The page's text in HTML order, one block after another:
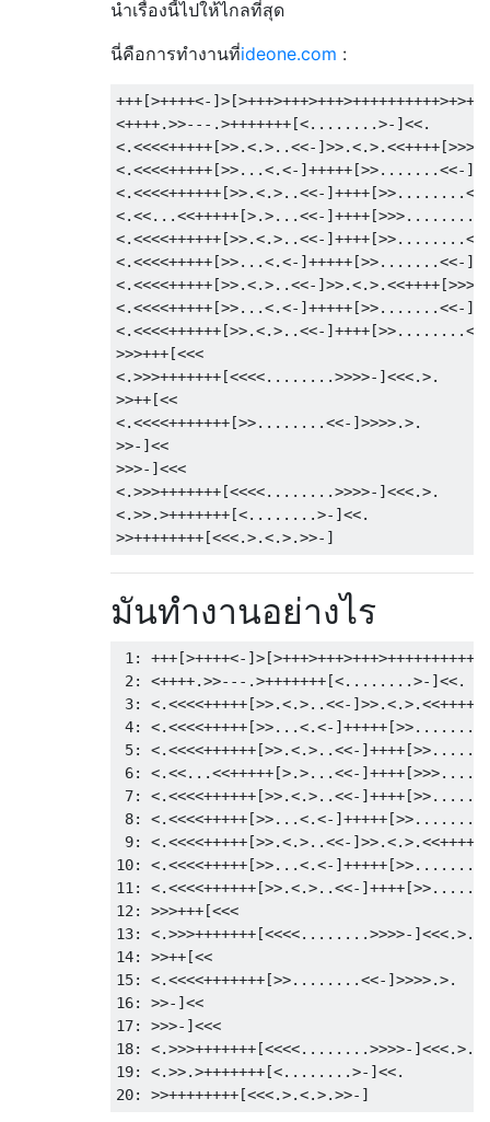
นำเรื่องนี้ไปให้ไกลที่สุด
นี่คือการทำงานที่ideone.com :
+++[>++++<-
<++++.>>---.>+++++++[<........>-]<<.
<.<<<<+++++[>>.<.>..<<-
<.<<<<+++++[>>...<.<-]+++++[>>.......<<-
<.<<<<++++++[>>.<.>..<<-
<.<<...<<+++++[>.>...<<-
<.<<<<++++++[>>.<.>..<<-
<.<<<<+++++[>>...<.<-]+++++[>>.......<<-
<.<<<<+++++[>>.<.>..<<-
<.<<<<+++++[>>...<.<-]+++++[>>.......<<-
<.<<<<++++++[>>.<.>..<<-
>>>+++[<<<
<.>>>+++++++[<<<<........>>>>-]<<<.>.
>>++[<<
<.<<<<+++++++[>>........<<-]>>>>.>.
>>-]<<
>>>-]<<<
<.>>>+++++++[<<<<........>>>>-]<<<.>.
<.>>.>+++++++[<........>-]<<.
มันทำงานอย่างไร
1: +++[>++++<-
2: <++++.>>---.>+++++++[<........>-]<<.
3: <.<<<<+++++[>>.<.>..<<-
4: <.<<<<+++++[>>...<.<-
5: <.<<<<++++++[>>.<.>..<<-
6: <.<<...<<+++++[>.>...<<-
7: <.<<<<++++++[>>.<.>..<<-
8: <.<<<<+++++[>>...<.<-
9: <.<<<<+++++[>>.<.>..<<-
10: <.<<<<+++++[>>...<.<-
11: <.<<<<++++++[>>.<.>..<<-
12: >>>+++[<<<
13: <.>>>+++++++[<<<<........>>>>-]<<<.>.
14: >>++[<<
15: <.<<<<+++++++[>>........<<-]>>>>.>.
16: >>-]<<
17: >>>-]<<<
18: <.>>>+++++++[<<<<........>>>>-]<<<.>.
19: <.>>.>+++++++[<........>-]<<.